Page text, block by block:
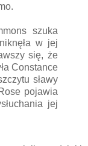
szuka
w jej
się, że
Constance
sławy
pojawia
jej